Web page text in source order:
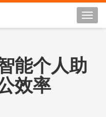
切
换
能个人助
效率